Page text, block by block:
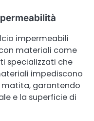
impermeabili
materiali come
specializzati che
impediscono
matita, garantendo
e la superficie di